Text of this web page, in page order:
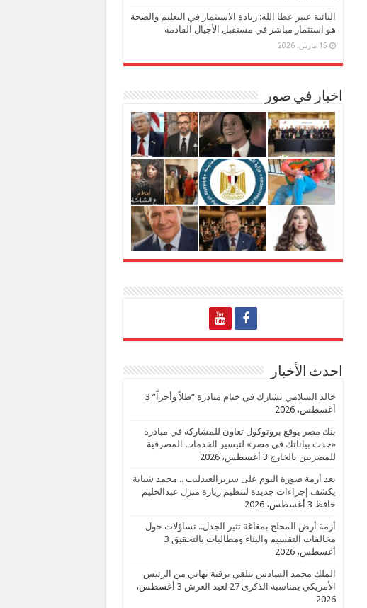
النائبة عبير عطا الله: زيادة الاستثمار في التعليم والصحة
هو استثمار مباشر في مستقبل الأجيال القادمة
15 مارس، 2026
اخبار في صور
احدث الأخبار
خالد السلامي يشارك في ختام مبادرة “ظلاً وأجراً” 3
أغسطس، 2026
بنك مصر يوقع بروتوكول تعاون للمشاركة في مبادرة
«حدث بياناتك في مصر» لتيسير الخدمات المصرفية
للمصريين بالخارج 3 أغسطس، 2026
بعد أزمة صورة النوم على سريرالعندليب .. محمد شبانة
يكشف إجراءات جديدة لتنظيم زيارة منزل عبدالحليم
حافظ 3 أغسطس، 2026
أزمة أرض المحلج بمغاغة تثير الجدل.. تساؤلات حول
مخالفات التقسيم والبناء ومطالبات بالتحقيق 3
أغسطس، 2026
الملك محمد السادس يتلقي برقية تهاني من الرئيس
الأمريكي بمناسبة الذكرى 27 لعيد العرش
3 أغسطس،
2026